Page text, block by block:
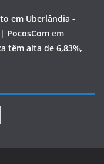
em Uberlândia -
PocosCom em
têm alta de 6,83%,